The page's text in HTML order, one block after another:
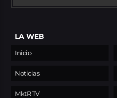
LA WEB
Inicio
Noticias
MktR TV